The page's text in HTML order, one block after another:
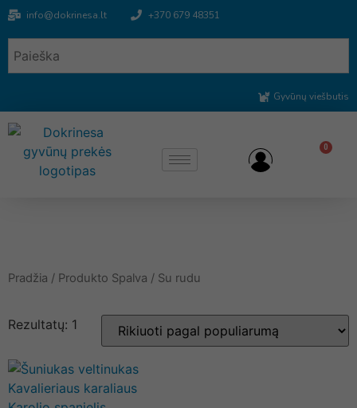
info@dokrinesa.lt +370 679 48351
Gyvūnų viešbutis
0
Pradžia / Produkto Spalva / Su rudu
Rezultatų: 1